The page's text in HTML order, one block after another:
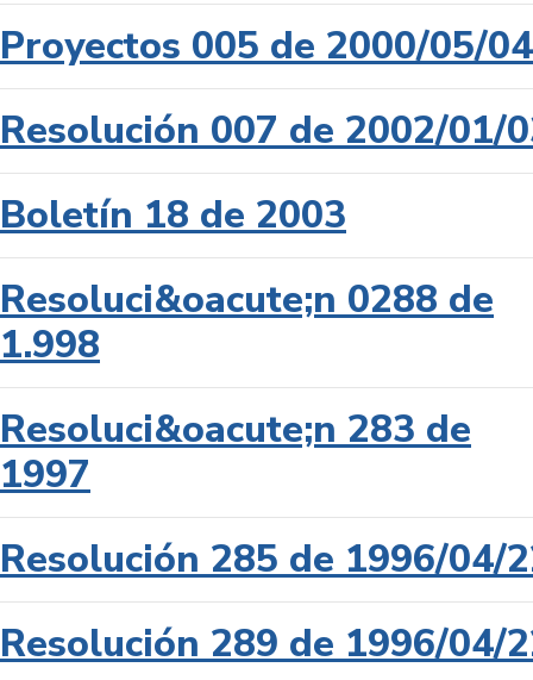
Proyectos 005 de 2000/05/04
Resolución 007 de 2002/01/
Boletín 18 de 2003
Resoluci&oacute;n 0288 de
1.998
Resoluci&oacute;n 283 de
1997
Resolución 285 de 1996/04/
Resolución 289 de 1996/04/